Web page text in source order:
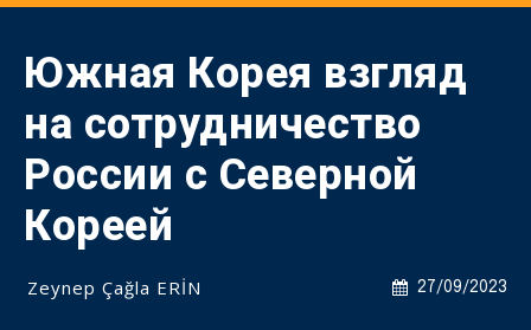
Южная Корея взгляд
на сотрудничество
России с Северной
Кореей
27/09/2023
Zeynep Çağla ERİN